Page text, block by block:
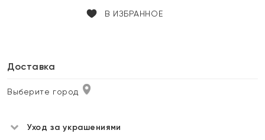
В ИЗБРАННОЕ
Доставка
Выберите город
Уход за украшениями